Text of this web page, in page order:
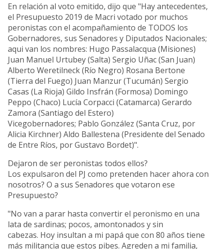
En relación al voto emitido, dijo que "Hay antecedentes,
el Presupuesto 2019 de Macri votado por muchos
peronistas con el acompañamiento de TODOS los
Gobernadores, sus Senadores y Diputados Nacionales;
aqui van los nombres: Hugo Passalacqua (Misiones)
Juan Manuel Urtubey (Salta) Sergio Uñac (San Juan)
Alberto Weretilneck (Río Negro) Rosana Bertone
(Tierra del Fuego) Juan Manzur (Tucumán) Sergio
Casas (La Rioja) Gildo Insfrán (Formosa) Domingo
Peppo (Chaco) Lucía Corpacci (Catamarca) Gerardo
Zamora (Santiago del Estero)
Vicegobernadores; Pablo González (Santa Cruz, por
Alicia Kirchner) Aldo Ballestena (Presidente del Senado
de Entre Ríos, por Gustavo Bordet)".
Dejaron de ser peronistas todos ellos?
Los expulsaron del PJ como pretenden hacer ahora con
nosotros? O a sus Senadores que votaron ese
Presupuesto?
"No van a parar hasta convertir el peronismo en una
lata de sardinas; pocos, amontonados y sin
cabezas. Hoy insultan a mi papá que con 80 años tiene
más militancia que estos pibes. Agreden a mi familia,